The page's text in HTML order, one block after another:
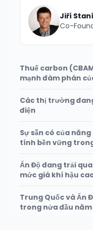
Jiří
Co-
Thuế carbon
mạnh đàm phán
Các thị trường
điện
Sự sẵn có của
tính bền vững
Ấn Độ đang trải
mức giá khí hậu
Trung Quốc và Ấn
trong nửa đầu năm